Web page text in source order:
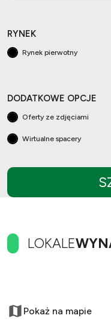
RYNEK
Rynek pierwotny
DODATKOWE OPCJE
Oferty ze zdjęciami
Wirtualne spacery
LOKALE
−Pokaż na mapie